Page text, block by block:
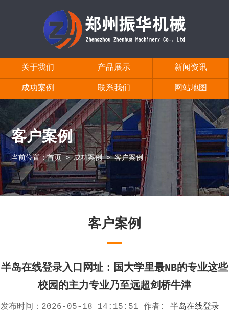
关于我们 产品展示 新闻资讯
成功案例 联系我们 网站地图
客户案例
当前位置：首页>成功案例>客户案例
客户案例
半岛在线登录入口网址：国大学里最NB的专业这些
校园的主力专业乃至远超剑桥牛津
发布时间： 2026-05-18 14:15:51 作者: 半岛在线登录